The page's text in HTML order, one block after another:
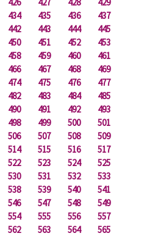
434 435 436
437
442 443 444
445
450 451 452
453
458 459 460
461
466 467 468
469
474 475 476
477
482 483 484
485
490 491 492
493
498 499 500
501
506 507 508
509
514 515 516
517
522 523 524
525
530 531 532
533
538 539 540
541
546 547 548
549
554 555 556
557
562 563 564
565